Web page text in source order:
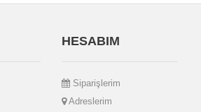
HESABIM
Siparişlerim
Adreslerim